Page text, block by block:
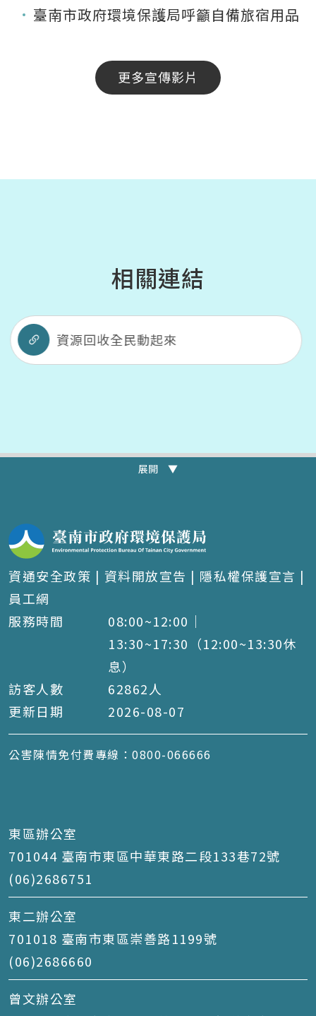
臺南市政府環境保護局呼籲自備旅宿用品
更多宣傳影片
相關連結
收全民動起來 公
展開 ▼
資通安全政策 | 資料開放宣告 | 隱私權保護宣言 |
員工網
服務時間
08:00~12:00｜
13:30~17:30（12:00~13:30休
息）
訪客人數
62862 人
更新日期
2026-08-07
公害陳情免付費專線：0800-066666
東區辦公室
701044 臺南市東區中華東路二段133巷72號
(06)2686751
東二辦公室
701018 臺南市東區崇善路1199號
(06)2686660
曾文辦公室